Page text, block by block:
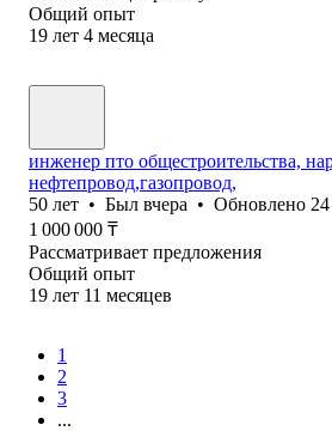
Общий опыт
19 лет 4 месяца
инженер пто общестроительства,
нефтепровод,газопровод,
50 лет • Был вчера • Обновлено
1 000 000 ₸
Рассматривает предложения
Общий опыт
19 лет 11 месяцев
1
2
3
...